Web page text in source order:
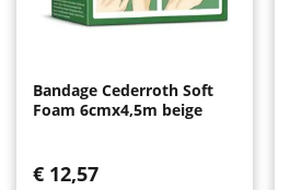
Bandage Cederroth Soft
Foam 6cmx4,5m beige
€ 12,57